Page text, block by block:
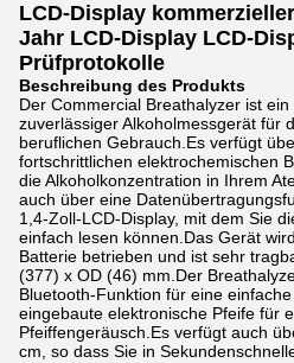
LCD-Display
Jahr LCD-Display LCD-
Prüfprotokolle
Beschreibung des Produkts
Der Commercial Breathalyzer ist
zuverlässiger Alkoholmessgerät für
beruflichen Gebrauch.Es verfügt
fortschrittlichen elektrochemischen
die Alkoholkonzentration in Ihrem
auch über eine
1,4-Zoll-LCD-Display, mit dem Sie
einfach lesen können.Das Gerät
Batterie betrieben und ist sehr
(377) x OD (46) mm.Der
Bluetooth-Funktion für eine
eingebaute elektronische Pfeife für
Pfeiffengeräusch.Es verfügt auch
cm, so dass Sie in